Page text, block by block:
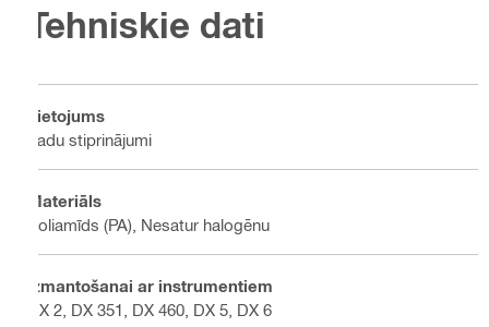
Tehniskie dati
Lietojums
Vadu stiprinājumi
Materiāls
Poliamīds (PA), Nesatur halogēnu
Izmantošanai ar instrumentiem
DX 2, DX 351, DX 460, DX 5, DX 6